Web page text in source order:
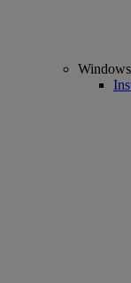
Windows